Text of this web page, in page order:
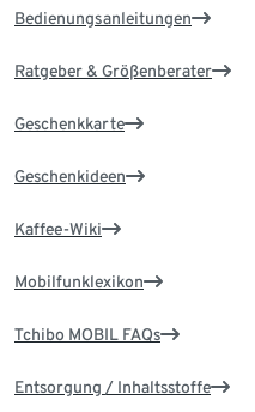
Bedienungsanleitungen
Ratgeber & Größenberater
Geschenkkarte
Geschenkideen
Kaffee-Wiki
Mobilfunklexikon
Tchibo MOBIL FAQs
Entsorgung / Inhaltsstoffe